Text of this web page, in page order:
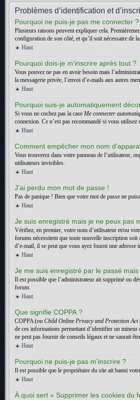
Problèmes d’identification et
Pourquoi ne puis-je pas me connecter ?
Plusieurs raisons peuvent expliquer cela.
configuration de son côté, et qu’il soit nécessaire de
Haut
Pourquoi dois-je m’inscrire après tout ?
Vous pouvez ne pas en avoir besoin mais
la messagerie privée, l’envoi d’e-mails aux autres
Haut
Pourquoi suis-je automatiquement
Si vous ne cochez pas la case Me connecter
connexion. Ce n’est pas recommandé si vous
Haut
Comment empêcher mon nom
Vous trouverez dans votre panneau de l’utilisateur,
utilisateurs invisibles.
Haut
J’ai perdu mon mot de passe !
Pas de panique ! Bien que votre mot de passe ne
Haut
Je suis enregistré mais je ne peux pas
Vérifiez, en premier, votre nom d’utilisateur et/ou
forums nécessitent que toute nouvelle inscription
d’e-mail, il se peut que vous ayez fourni une adresse
Haut
Je me suis enregistré par le passé
Il est possible que l’administrateur ait supprimé ou
forum.
Haut
Que signifie COPPA ?
COPPA (ou Child Online Privacy and Protection Act
de ces informations permettant d’identifier un
ne peut pas fournir de conseils légaux et ne saurait
Haut
Pourquoi ne puis-je pas m’inscrire ?
Il est possible que le propriétaire du site ait banni
Haut
À quoi sert « Supprimer les cookies du